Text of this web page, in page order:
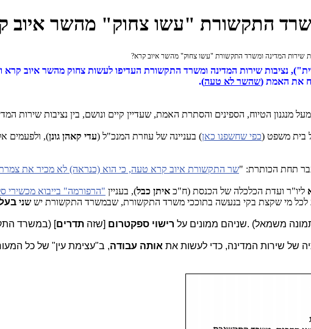
התקשורת "עשו צחוק" מהשר איוב
שירות המדינה ומשרד התקשורת "עשו צחוק" מהשר איוב קרא?
נציבות שירות המדינה ומשרד התקשורת העדיפו לעשות צחוק מהשר איוב קרא
את האמת (שהשר לא טעה).
מנגנון הטיוח, הספינים והסתרת האמת, שעדיין קיים ונושם, בין נציבות שירות
בית משפט (כפי שחשפנו כאן) בעניינה של עוזרת המנכ"ל (עדי קאהן גונן), ולפעמים
תחת הכותרת: "שר התקשורת איוב קרא טעה, כי הוא (כנראה) לא מכיר את
ליו"ר ועדת הכלכלה של הכנסת (ח"כ איתן כבל), בעניין "הרפורמה" בייבוא מכשירי
לכל מי שקצת בקי בנעשה בתוככי משרד התקשורת, שבמשרד התקשורת יש שני
משמאל) .שניהם ממונים על רישוי ספקטרום [שזה תדרים] (במשרד
של שירות המדינה, כדי לעשות את אותה עבודה, ב"עצימת עין" של כל